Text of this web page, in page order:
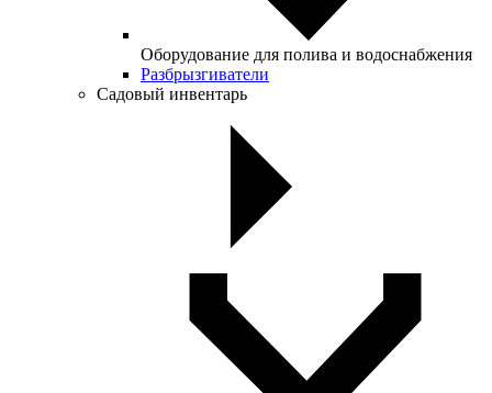
Оборудование для полива и водоснабжения
Разбрызгиватели
Садовый инвентарь